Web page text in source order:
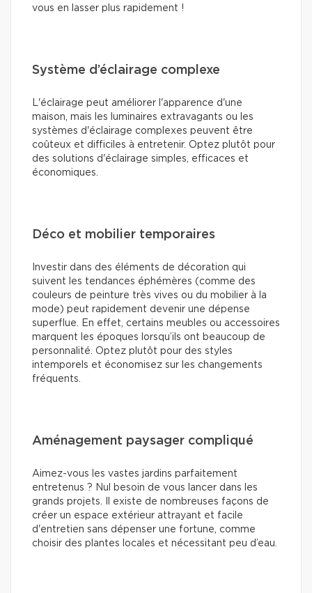
vous en lasser plus rapidement !
Système d’éclairage complexe
L'éclairage peut améliorer l'apparence d'une
maison, mais les luminaires extravagants ou les
systèmes d'éclairage complexes peuvent être
coûteux et difficiles à entretenir. Optez plutôt pour
des solutions d'éclairage simples, efficaces et
économiques.
Déco et mobilier temporaires
Investir dans des éléments de décoration qui
suivent les tendances éphémères (comme des
couleurs de peinture très vives ou du mobilier à la
mode) peut rapidement devenir une dépense
superflue. En effet, certains meubles ou accessoires
marquent les époques lorsqu’ils ont beaucoup de
personnalité. Optez plutôt pour des styles
intemporels et économisez sur les changements
fréquents.
Aménagement paysager compliqué
Aimez-vous les vastes jardins parfaitement
entretenus ? Nul besoin de vous lancer dans les
grands projets. Il existe de nombreuses façons de
créer un espace extérieur attrayant et facile
d'entretien sans dépenser une fortune, comme
choisir des plantes locales et nécessitant peu d’eau.